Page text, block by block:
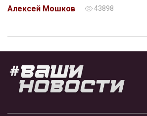
Алексей Мошков
43898